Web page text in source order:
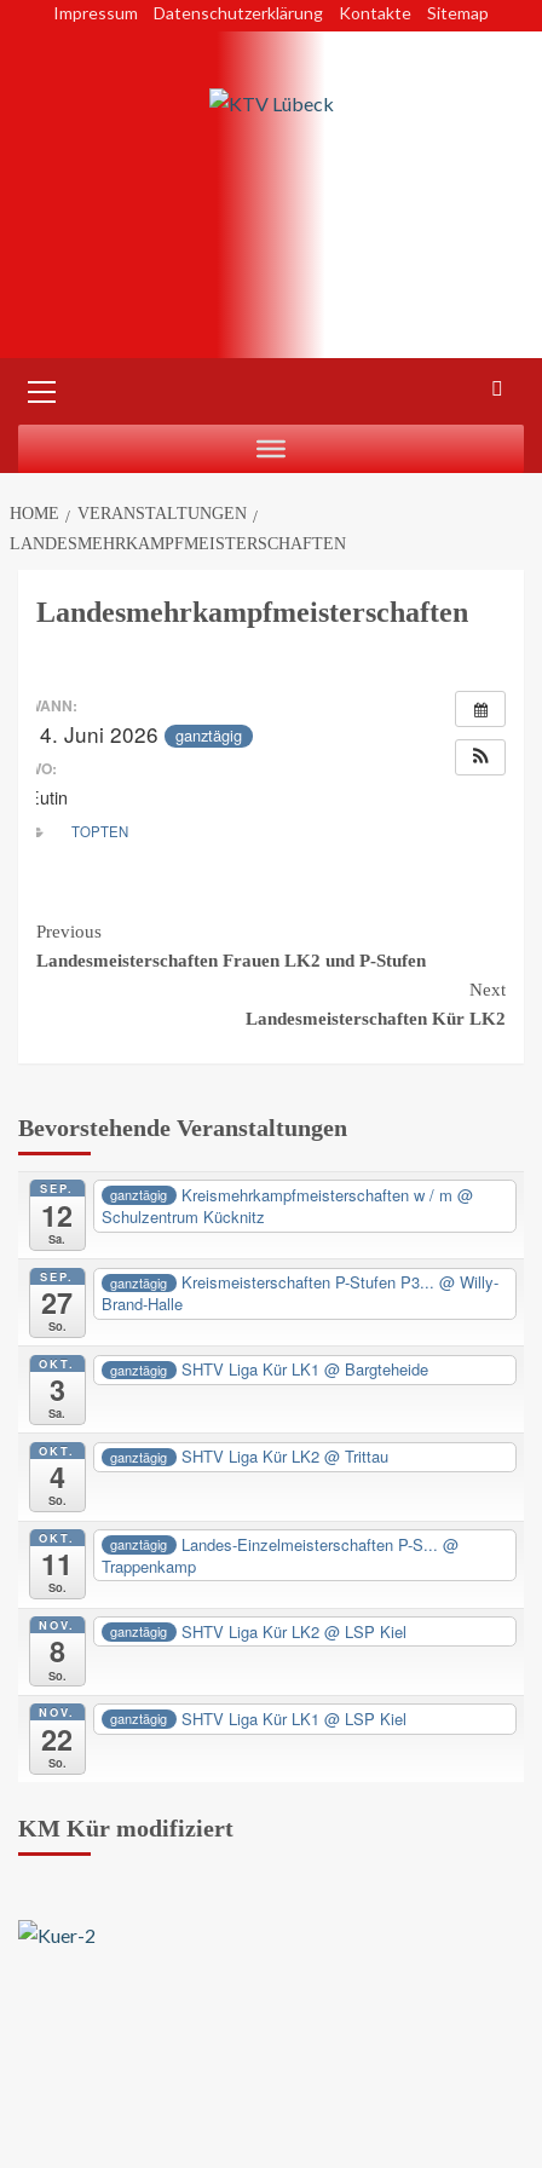
Impressum Datenschutzerklärung Kontakte Sitemap
Menu
HOME
VERANSTALTUNGEN
LANDESMEHRKAMPFMEISTERSCHAFTEN
Landesmehrkampfmeisterschaften
WANN:
14. Juni 2026 ganztägig
WO:
Eutin
TOPTEN
Continue
Previous
Landesmeisterschaften Frauen LK2 und P-Stufen
Next
Landesmeisterschaften Kür LK2
Bevorstehende Veranstaltungen
SEP.
12
Sa.
ganztägig Kreismehrkampfmeisterschaften w / m@
Schulzentrum Kücknitz
SEP.
27
So.
ganztägig Kreismeisterschaften P-Stufen P3...@ Willy-
Brand-Halle
OKT.
3
Sa.
ganztägig SHTV Liga Kür LK1@ Bargteheide
OKT.
4
So.
ganztägig SHTV Liga Kür LK2@ Trittau
OKT.
11
So.
ganztägig Landes-Einzelmeisterschaften P-S...@
Trappenkamp
NOV.
8
So.
ganztägig SHTV Liga Kür LK2@ LSP Kiel
NOV.
22
So.
ganztägig SHTV Liga Kür LK1@ LSP Kiel
KM Kür modifiziert